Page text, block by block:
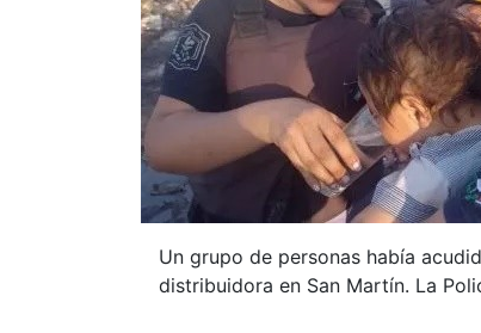
Un grupo de personas había
distribuidora en San Martín. La